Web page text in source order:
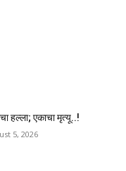
हल्ला; एकाचा मृत्यू..!
5, 2026